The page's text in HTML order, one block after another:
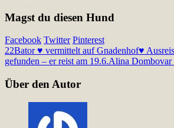
Magst du diesen Hund
Facebook Twitter Pinterest
22Bator ♥ vermittelt auf Gnadenhof♥
gefunden – er reist am 19.6.Alina
Über den Autor